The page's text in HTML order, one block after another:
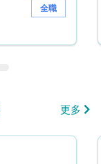
全職
更多